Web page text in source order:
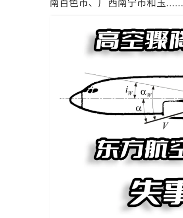
南百色市、广西南宁市和玉......